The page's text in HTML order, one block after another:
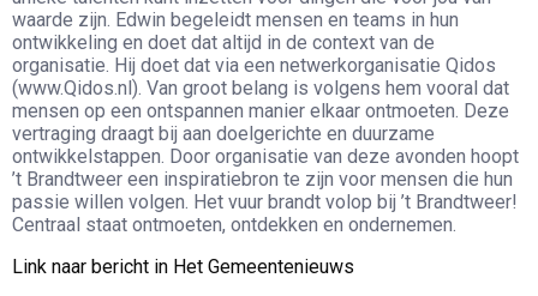
waarde zijn. Edwin begeleidt mensen en teams in hun
ontwikkeling en doet dat altijd in de context van de
organisatie. Hij doet dat via een netwerkorganisatie Qidos
(www.Qidos.nl). Van groot belang is volgens hem vooral dat
mensen op een ontspannen manier elkaar ontmoeten. Deze
vertraging draagt bij aan doelgerichte en duurzame
ontwikkelstappen. Door organisatie van deze avonden hoopt
’t Brandtweer een inspiratiebron te zijn voor mensen die hun
passie willen volgen. Het vuur brandt volop bij ’t Brandtweer!
Centraal staat ontmoeten, ontdekken en ondernemen.
Link naar bericht in Het Gemeentenieuws